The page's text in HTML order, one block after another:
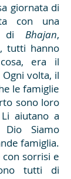
giornata di
con una
di Bhajan,
tutti hanno
era il
Ogni volta, il
le famiglie
sono loro
aiutano a
Siamo
famiglia.
sorrisi e
tutti di